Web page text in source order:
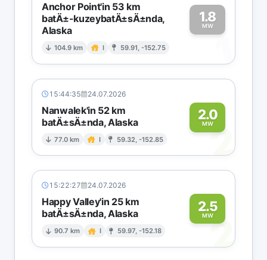
Anchor Point'in 53 km
batÄ±-kuzeybatÄ±sÄ±nda,
Alaska
104.9 km I 59.91, -152.75
1.8
MW
1
15:44:35 24.07.2026
Nanwalek'in 52 km
batÄ±sÄ±nda, Alaska
77.0 km I 59.32, -152.85
2.0
MW2
15:22:27 24.07.2026
Happy Valley'in 25 km
batÄ±sÄ±nda, Alaska
90.7 km I 59.97, -152.18
2.5
MW2